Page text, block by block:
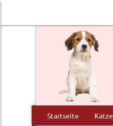
Startseite